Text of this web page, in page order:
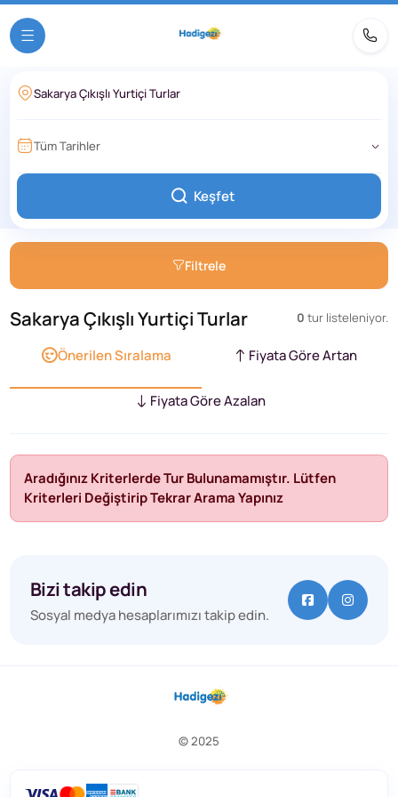
Tüm Tarihler
Keşfet
Filtrele
Sakarya Çıkışlı Yurtiçi Turlar 0 tur listeleniyor.
Önerilen Sıralama Fiyata Göre Artan
Fiyata Göre Azalan
Aradığınız Kriterlerde Tur Bulunamamıştır. Lütfen
Kriterleri Değiştirip Tekrar Arama Yapınız
Bizi takip edin
Sosyal medya hesaplarımızı takip edin.
© 2025